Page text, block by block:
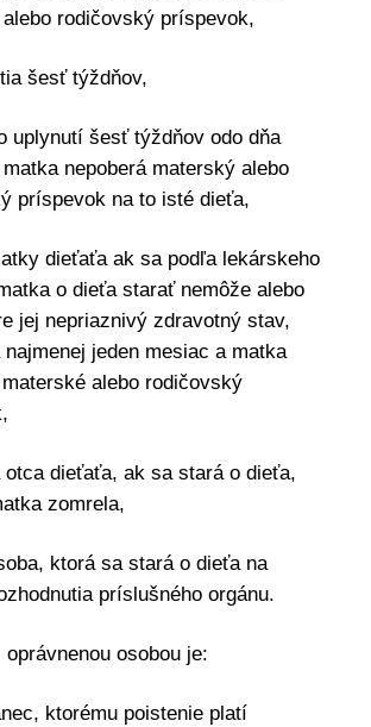
rodičovský príspevok,
šesť týždňov,
uplynutí šesť týždňov odo dňa
nepoberá materský alebo
príspevok na to isté dieťa,
dieťaťa ak sa podľa lekárskeho
o dieťa starať nemôže alebo
jej nepriaznivý zdravotný stav,
jeden mesiac a matka
materské alebo rodičovský
otca dieťaťa, ak sa stará o dieťa,
zomrela,
ktorá sa stará o dieťa na
príslušného orgánu.
osobou je:
ktorému poistenie platí